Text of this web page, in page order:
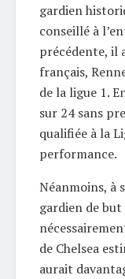
gardien
conseillé à
précédente, il
français,
de la ligue 1.
sur 24 sans
qualifiée à la
performance.
Néanmoins, à
gardien de but
de Chelsea
aurait